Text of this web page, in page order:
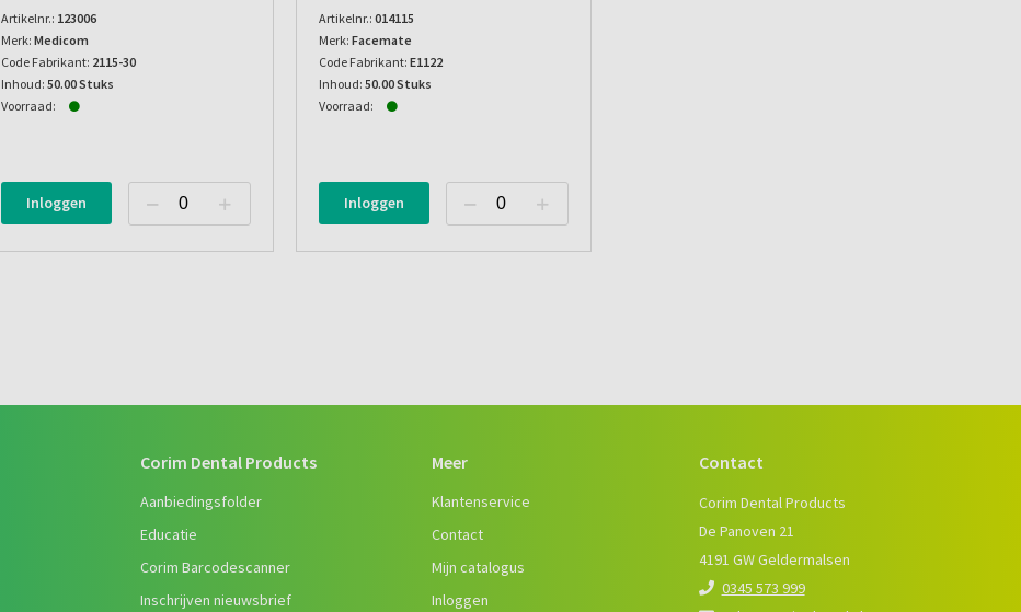
Artikelnr.: 123006
Merk: Medicom
Code Fabrikant: 2115-30
Inhoud: 50.00 Stuks
Voorraad:
Inloggen
Artikelnr.: 014115
Merk: Facemate
Code Fabrikant: E1122
Inhoud: 50.00 Stuks
Voorraad:
Inloggen
Corim Dental Products
Aanbiedingsfolder
Educatie
Corim Barcodescanner
Inschrijven nieuwsbrief
Meer
Klantenservice
Contact
Mijn catalogus
Inloggen
Contact
Corim Dental Products
De Panoven 21
4191 GW Geldermalsen
0345 573 999